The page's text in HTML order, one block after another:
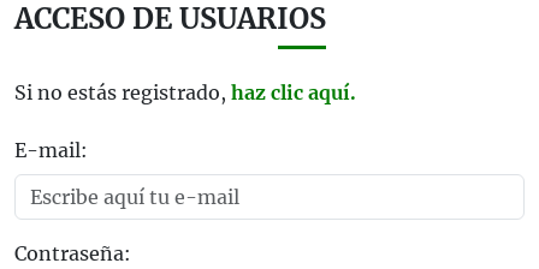
ACCESO DE USUARIOS
Si no estás registrado, haz clic aquí.
E-mail:
Contraseña: